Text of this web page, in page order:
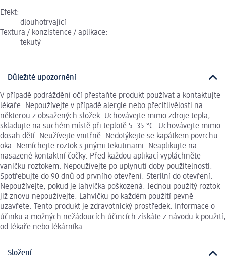
Efekt:
dlouhotrvající
Textura / konzistence / aplikace:
tekutý
Důležité upozornění
V případě podráždění očí přestaňte produkt používat a kontaktujte
lékaře. Nepoužívejte v případě alergie nebo přecitlivělosti na
některou z obsažených složek. Uchovávejte mimo zdroje tepla,
skladujte na suchém místě při teplotě 5–35 °C. Uchovávejte mimo
dosah dětí. Neužívejte vnitřně. Nedotýkejte se kapátkem povrchu
oka. Nemíchejte roztok s jinými tekutinami. Neaplikujte na
nasazené kontaktní čočky. Před každou aplikací vypláchněte
vaničku roztokem. Nepoužívejte po uplynutí doby použitelnosti.
Spotřebujte do 90 dnů od prvního otevření. Sterilní do otevření.
Nepoužívejte, pokud je lahvička poškozená. Jednou použitý roztok
již znovu nepoužívejte. Lahvičku po každém použití pevně
uzavřete. Tento produkt je zdravotnický prostředek. Informace o
účinku a možných nežádoucích účincích získáte z návodu k použití,
od lékaře nebo lékárníka.
Složení